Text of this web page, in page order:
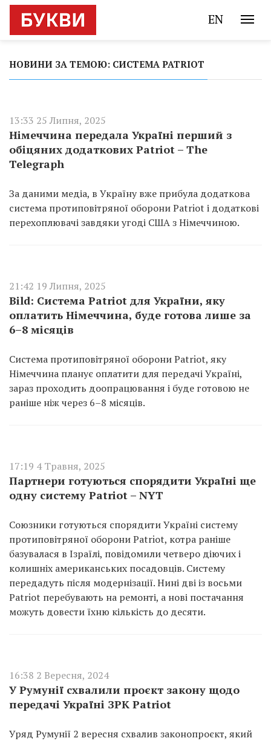
EN
НОВИНИ ЗА ТЕМОЮ: СИСТЕМА PATRIOT
13:33 25 Липня, 2025
Німеччина передала Україні перший з
обіцяних додаткових Patriot – The
Telegraph
За даними медіа, в Україну вже прибула додаткова
система протиповітряної оборони Patriot і додаткові
перехоплювачі завдяки угоді США з Німеччиною.
21:42 19 Липня, 2025
Bild: Система Patriot для України, яку
оплатить Німеччина, буде готова лише за
6–8 місяців
Система протиповітряної оборони Patriot, яку
Німеччина планує оплатити для передачі Україні,
зараз проходить доопрацювання і буде готовою не
раніше ніж через 6–8 місяців.
17:19 4 Травня, 2025
Партнери готуються спорядити Україні ще
одну систему Patriot – NYT
Союзники готуються спорядити Україні систему
протиповітряної оборони Patriot, котра раніше
базувалася в Ізраїлі, повідомили четверо діючих і
колишніх американських посадовців. Систему
передадуть після модернізації. Нині дві із восьми
Patriot перебувають на ремонті, а нові постачання
можуть довести їхню кількість до десяти.
16:38 2 Вересня, 2024
У Румунії схвалили проєкт закону щодо
передачі Україні ЗРК Patriot
Уряд Румунії 2 вересня схвалив законопроєкт, який